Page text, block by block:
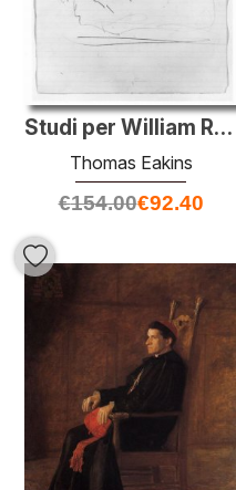
Studi per William Rush
Thomas Eakins
€154.00€92.40